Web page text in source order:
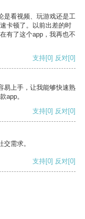
是看视频、玩游戏还是工
卡顿了。以前出差的时
有了这个app，我再也不
支持[0] 反对[0]
易上手，让我能够快速熟
app。
支持[0] 反对[0]
需求。
支持[0] 反对[0]